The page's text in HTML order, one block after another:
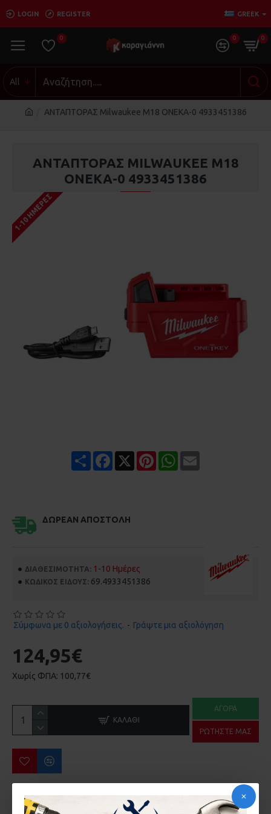
LOGIN REGISTER GREEK
0 0 0
All
ΑΝΤΑΠΤΟΡΑΣ Milwaukee M18 ONEKA-0 4933451386
ΑΝΤΑΠΤΟΡΑΣ MILWAUKEE M18
ONEKA-0 4933451386
1-10 ΗΜΈΡΕΣ
Share Facebook PinterestWhatsApp
ΔΩΡΕΆΝ ΑΠΟΣΤΟΛΉ
ΔΙΑΘΕΣΙΜΌΤΗΤΑ: 1-10 Ημέρες
ΚΩΔΙΚΌΣ ΕΊΔΟΥΣ: 69.4933451386
Σύμφωνα με 0 αξιολογήσεις. - Γράψτε μια αξιολόγηση
124,95€
Χωρίς ΦΠΑ: 100,77€
ΚΑΛΆΘΙ
ΑΓΟΡΆ
ΡΩΤΉΣΤΕ ΜΑΣ
ΠΕΡΙΣΣΌΤΕΡΑ ΑΠΌ ΤΗΝ ΙΔΙΑ ΜΆΡΚΑ